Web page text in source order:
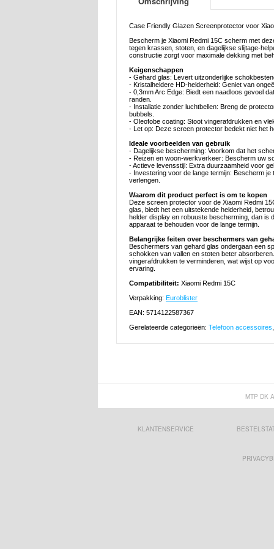
Case Friendly Glazen Screenprotector voor
Bescherm je Xiaomi Redmi 15C scherm met
tegen krassen, stoten, en dagelijkse slijtage-
constructie zorgt voor maximale dekking met
Keigenschappen
- Gehard glas: Levert uitzonderlijke
- Kristalheldere HD-helderheid: Geniet van
- 0,3mm Arc Edge: Biedt een naadloos gevoel
randen.
- Installatie zonder luchtbellen: Breng de
bubbels.
- Oleofobe coating: Stoot vingerafdrukken en
- Let op: Deze screen protector bedekt niet het
Ideale voorbeelden van gebruik
- Dagelijkse bescherming: Voorkom dat het
- Reizen en woon-werkverkeer: Bescherm uw
- Actieve levensstijl: Extra duurzaamheid voor
- Investering voor de lange termijn: Bescherm
verlengen.
Waarom dit product perfect is om te kopen
Deze screen protector voor de Xiaomi Redmi
glas, biedt het een uitstekende helderheid,
helder display en robuuste bescherming, dan is
apparaat te behouden voor de lange termijn.
Belangrijke feiten over beschermers van
Beschermers van gehard glas ondergaan een
schokken van vallen en stoten beter
vingerafdrukken te verminderen, wat wijst op
ervaring.
Compatibiliteit: Xiaomi Redmi 15C
Verpakking: Euroblister
EAN: 5714122587367
Gerelateerde categorieën: Telefoon accessoires
MTP DK
KLANTENSERVICE